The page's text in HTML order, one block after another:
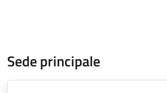
Sede principale